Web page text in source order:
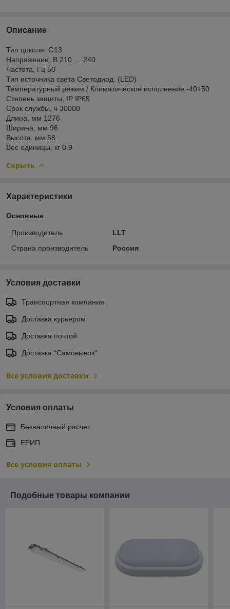
Описание
Тип цоколя: G13
Напряжение, В 210 … 240
Частота, Гц 50
Тип источника света Светодиод. (LED)
Температурный режим / Климатическое исполнение -40+50
Степень защиты, IP IP65
Срок службы, ч 30000
Длина, мм 1276
Ширина, мм 96
Высота, мм 58
Вес единицы, кг 0.9
Скрыть
Характеристики
Основные
Производитель
LLT
Страна производитель
Россия
Условия доставки
Транспортная компания
Доставка курьером
Доставка почтой
Доставка "Самовывоз"
Все условия доставки
Условия оплаты
Безналичный расчет
ЕРИП
Все условия оплаты
Подобные товары компании